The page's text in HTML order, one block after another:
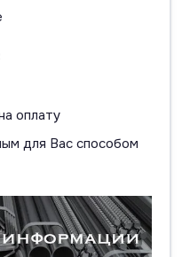
оплату
для Вас способом